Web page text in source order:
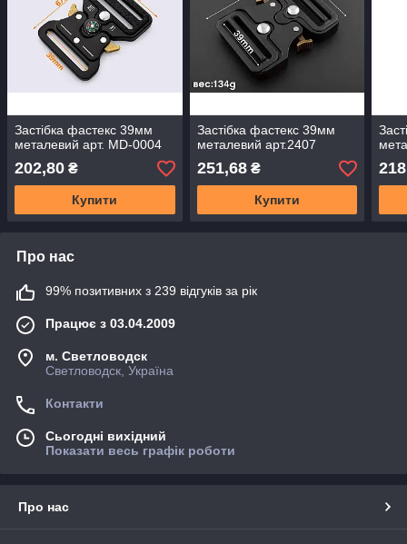
Застібка фастекс 39мм
металевий арт. MD-0004
202,80 ₴
Купити
Застібка фастекс 39мм
металевий арт.2407
251,68₴
Купити
Про нас
99% позитивних з 239 відгуків за рік
Працює з 03.04.2009
м. Светловодск
Светловодск, Україна
Контакти
Сьогодні вихідний
Показати весь графік роботи
Про нас